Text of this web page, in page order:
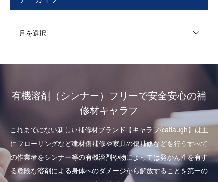
月を選択
有機溶剤（シンナー）フリーで安全安心の補
修材キャラフ
これまでにない新しい補修材ブランド【キャラフ/catlaugh】は主
にフローリングなど建材傷補修や家具の傷補修などを行うすべて
の作業者をシンナー等の有機溶剤や物によっては発がん性を有す
る危険な溶剤による身体へのダメージから解放することを第一の